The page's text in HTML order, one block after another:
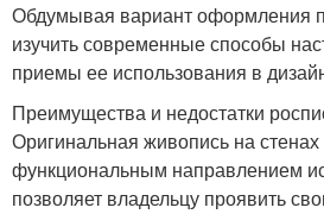
Обдумывая вариант оформления
изучить современные способы
приемы ее использования в
Преимущества и недостатки
Оригинальная живопись на
функциональным направлением
позволяет владельцу проявить